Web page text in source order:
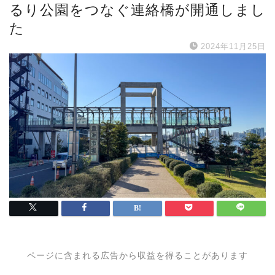
るり公園をつなぐ連絡橋が開通しまし
た
2024年11月25日
ページに含まれる広告から収益を得ることがあります